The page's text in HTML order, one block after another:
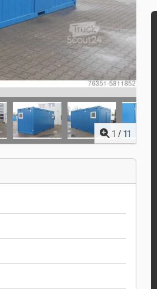
1 / 11